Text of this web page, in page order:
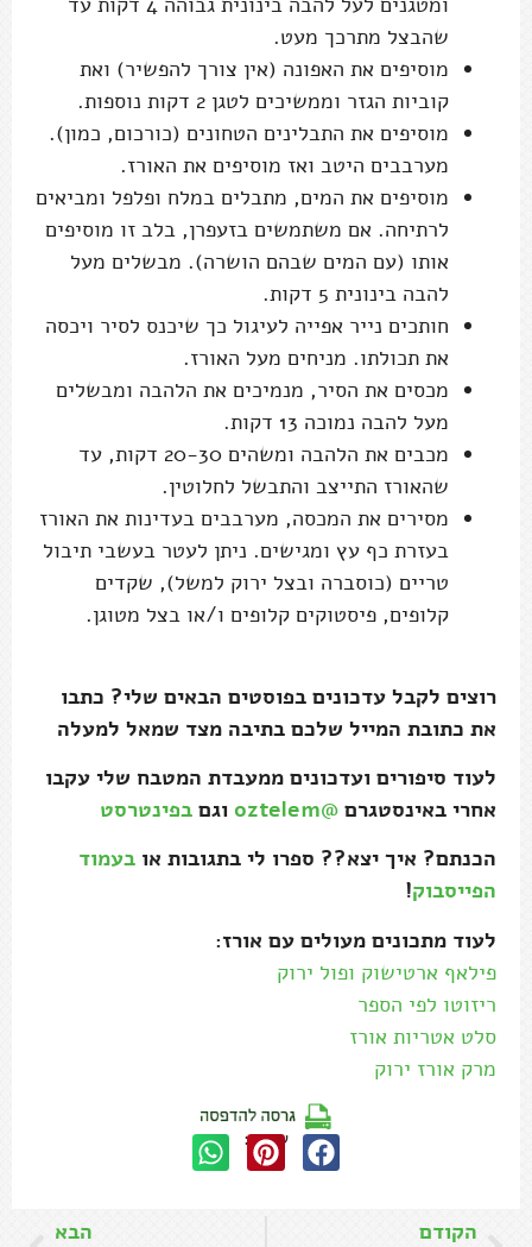
שהבצל מתרכך מעט.
מוסיפים את האפונה (אין צורך להפשיר) ואת
קוביות הגזר וממשיכים לטגן 2 דקות נוספות.
מוסיפים את התבלינים הטחונים (כורכום, כמון).
מערבבים היטב ואז מוסיפים את האורז.
מוסיפים את המים, מתבלים במלח ופלפל ומביאים
לרתיחה. אם משתמשים בזעפרן, בלב זו מוסיפים
אותו (עם המים שבהם הושרה). מבשלים מעל
להבה בינונית 5 דקות.
חותכים נייר אפייה לעיגול כך שיכנס לסיר ויכסה
את תכולתו. מניחים מעל האורז.
מכסים את הסיר, מנמיכים את הלהבה ומבשלים
מעל להבה נמוכה 13 דקות.
מכבים את הלהבה ומשהים 20-30 דקות, עד
שהאורז התייצב והתבשל לחלוטין.
מסירים את המכסה, מערבבים בעדינות את האורז
בעזרת כף עץ ומגישים. ניתן לעטר בעשבי תיבול
טריים (כוסברה ובצל ירוק למשל), שקדים
קלופים, פיסטוקים קלופים ו/או בצל מטוגן.
רוצים לקבל עדכונים בפוסטים הבאים שלי? כתבו
את כתובת המייל שלכם בתיבה מצד שמאל למעלה
לעוד סיפורים ועדכונים ממעבדת המטבח שלי עקבו
אחרי באינסטגרם @oztelem וגם בפינטרסט
הכנתם? איך יצא?? ספרו לי בתגובות או בעמוד
הפייסבוק!
לעוד מתכונים מעולים עם אורז:
פילאף ארטישוק ופול ירוק
ריזוטו לפי הספר
סלט אטריות אורז
מרק אורז ירוק
שתפו:
הקודם הבא